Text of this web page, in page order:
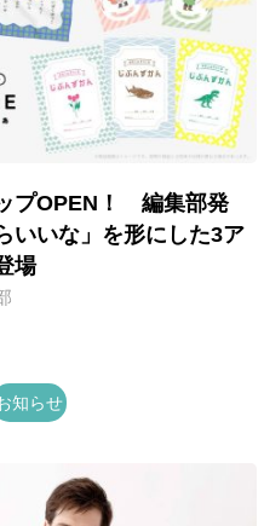
プOPEN！ 編集部発
いいな」を形にした3ア
場
知らせ